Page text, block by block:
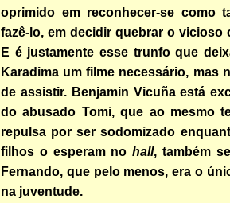
oprimido em reconhecer-se como
fazê-lo, em decidir quebrar o vicioso
E é justamente esse trunfo que
Karadima um filme necessário, mas
de assistir. Benjamin Vicuña está
do abusado Tomi, que ao mesmo
repulsa por ser sodomizado
filhos o esperam no hall, também
Fernando, que pelo menos, era o
na juventude.